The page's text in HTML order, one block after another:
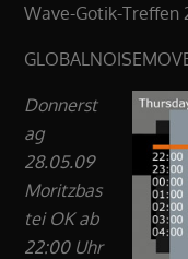
Wave-Gotik-Treffen
Donnerst
ag
28.05.09
Moritzbas
tei OK ab
22:00 Uhr